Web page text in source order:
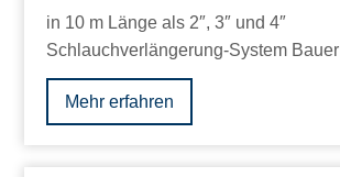
in 10 m Länge als 2″, 3″ und 4″
Schlauchverlängerung-System Bauer
Mehr erfahren